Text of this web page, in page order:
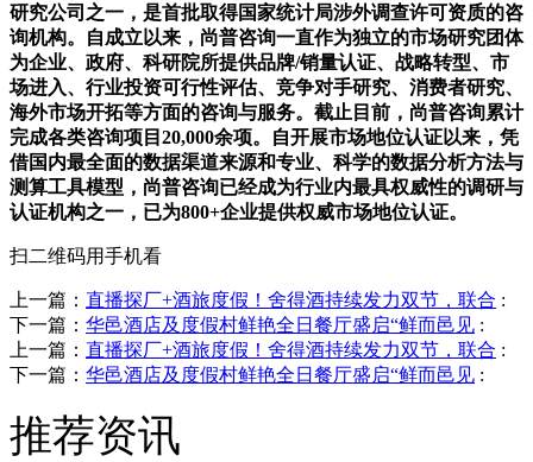
研究公司之一，是首批取得国家统计局涉外调查许可资质的咨
询机构。自成立以来，尚普咨询一直作为独立的市场研究团体
为企业、政府、科研院所提供品牌/销量认证、战略转型、市
场进入、行业投资可行性评估、竞争对手研究、消费者研究、
海外市场开拓等方面的咨询与服务。截止目前，尚普咨询累计
完成各类咨询项目20,000余项。自开展市场地位认证以来，凭
借国内最全面的数据渠道来源和专业、科学的数据分析方法与
测算工具模型，尚普咨询已经成为行业内最具权威性的调研与
认证机构之一，已为800+企业提供权威市场地位认证。
扫二维码用手机看
上一篇： 直播探厂+酒旅度假！舍得酒持续发力双节，联合 :
下一篇： 华邑酒店及度假村鲜艳全日餐厅盛启“鲜而邑见 :
上一篇： 直播探厂+酒旅度假！舍得酒持续发力双节，联合 :
下一篇： 华邑酒店及度假村鲜艳全日餐厅盛启“鲜而邑见 :
推荐资讯